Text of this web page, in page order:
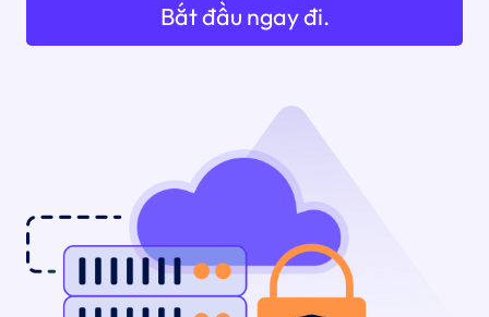
Bắt đầu ngay đi.